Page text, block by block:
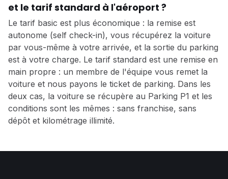
et le tarif standard à l'aéroport ?
Le tarif basic est plus économique : la remise est
autonome (self check-in), vous récupérez la voiture
par vous-même à votre arrivée, et la sortie du parking
est à votre charge. Le tarif standard est une remise en
main propre : un membre de l'équipe vous remet la
voiture et nous payons le ticket de parking. Dans les
deux cas, la voiture se récupère au Parking P1 et les
conditions sont les mêmes : sans franchise, sans
dépôt et kilométrage illimité.